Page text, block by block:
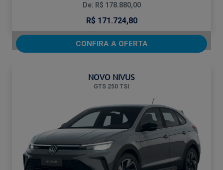
De: R$ 178.880,00
R$ 171.724,80
CONFIRA A OFERTA
NOVO NIVUS
GTS 250 TSI